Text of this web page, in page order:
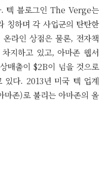
텍 블로그인 The Verge는
칭하며 각 사업군의 탄탄한
라인 상점은 물론, 전자책
지하고 있고, 아마존 웹서
매출이 $2B이 넘을 것으로
있다. 2013년 미국 텍 업계
존)로 불리는 아마존의 올